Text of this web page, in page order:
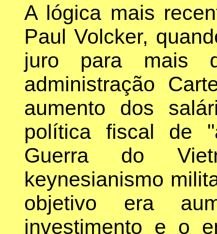
A lógica mais
Paul Volcker,
juro para mais
administração
aumento dos
política fiscal de
Guerra do
keynesianismo
objetivo era
investimento e o